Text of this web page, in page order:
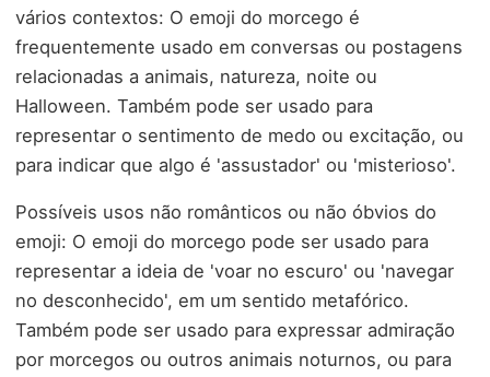
vários contextos: O emoji do morcego é
frequentemente usado em conversas ou postagens
relacionadas a animais, natureza, noite ou
Halloween. Também pode ser usado para
representar o sentimento de medo ou excitação, ou
para indicar que algo é 'assustador' ou 'misterioso'.
Possíveis usos não românticos ou não óbvios do
emoji: O emoji do morcego pode ser usado para
representar a ideia de 'voar no escuro' ou 'navegar
no desconhecido', em um sentido metafórico.
Também pode ser usado para expressar admiração
por morcegos ou outros animais noturnos, ou para